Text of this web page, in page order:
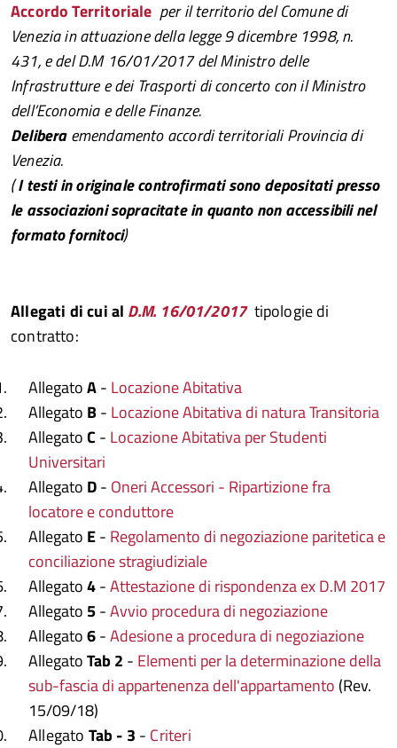
Accordo Territoriale per il territorio del Comune di
Venezia in attuazione della legge 9 dicembre 1998, n.
431, e del D.M 16/01/2017 del Ministro delle
Infrastrutture e dei Trasporti di concerto con il Ministro
dell’Economia e delle Finanze.
Deliberaemendamento accordi territoriali Provincia di
Venezia.
(I testi in originale controfirmati sono depositati presso
le associazioni sopracitatein quanto non accessibili nel
formato fornitoci)
Allegati di cui al D.M. 16/01/2017 tipologie di
contratto:
AllegatoA- Locazione Abitativa
Allegato B- Locazione Abitativa di natura Transitoria
AllegatoC - Locazione Abitativa per Studenti
Universitari
Allegato D- Oneri Accessori - Ripartizione fra
locatore e conduttore
Allegato E- Regolamento di negoziazione paritetica e
conciliazione stragiudiziale
Allegato4-Attestazione di rispondenza ex D.M 2017
Allegato 5-Avvio procedura di negoziazione
Allegato6-Adesione a procedura di negoziazione
AllegatoTab 2 - Elementi per la determinazione della
sub-fascia di appartenenza dell'appartamento (Rev.
15/09/18)
Allegato Tab - 3 - Criteri